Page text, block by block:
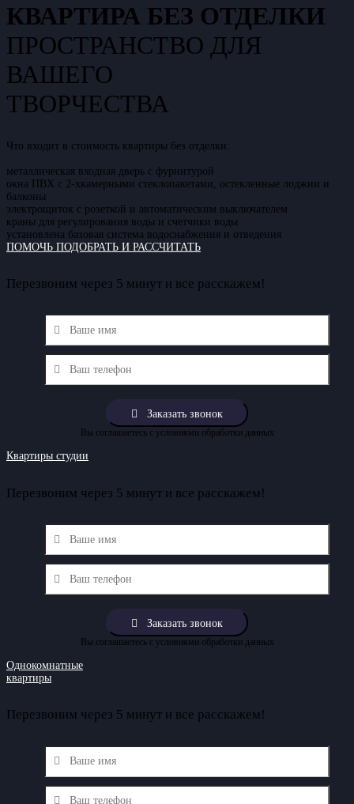
КВАРТИРА БЕЗ ОТДЕЛКИ
ПРОСТРАНСТВО ДЛЯ
ВАШЕГО
ТВОРЧЕСТВА
Что входит в стоимость квартиры без отделки:
металлическая входная дверь с фурнитурой
окна ПВХ с 2-хкамерными стеклопакетами, остекленные лоджии и
балконы
электрощиток c розеткой и автоматическим выключателем
краны для регулирования воды и счетчики воды
установлена базовая система водоснабжения и отведения
ПОМОЧЬ ПОДОБРАТЬ И РАССЧИТАТЬ
Перезвоним через 5 минут и все расскажем!
Вы соглашаетесь с условиями обработки данных
Квартиры студии
Перезвоним через 5 минут и все расскажем!
Вы соглашаетесь с условиями обработки данных
Однокомнатные
квартиры
Перезвоним через 5 минут и все расскажем!